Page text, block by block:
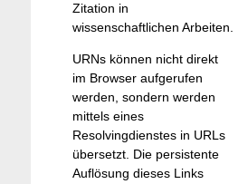
Zitation in
wissenschaftlichen Arbeiten.
URNs können nicht direkt
im Browser aufgerufen
werden, sondern werden
mittels eines
Resolvingdienstes in URLs
übersetzt. Die persistente
Auflösung dieses Links